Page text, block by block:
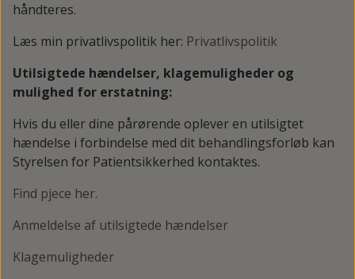
håndteres.
Læs min privatlivspolitik her: Privatlivspolitik
Utilsigtede hændelser, klagemuligheder og
mulighed for erstatning:
Hvis du eller dine pårørende oplever en utilsigtet
hændelse i forbindelse med dit behandlingsforløb kan
Styrelsen for Patientsikkerhed kontaktes.
Find pjece her.
Anmeldelse af utilsigtede hændelser
Klagemuligheder